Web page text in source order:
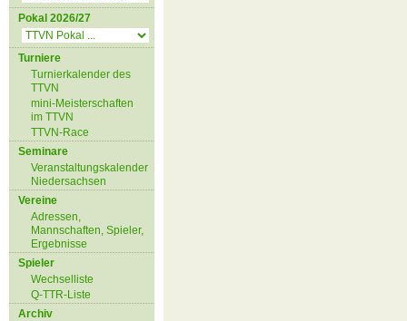
Pokal 2026/27
Turniere
Turnierkalender des
TTVN
mini-Meisterschaften
im TTVN
TTVN-Race
Seminare
Veranstaltungskalender
Niedersachsen
Vereine
Adressen,
Mannschaften, Spieler,
Ergebnisse
Spieler
Wechselliste
Q-TTR-Liste
Archiv